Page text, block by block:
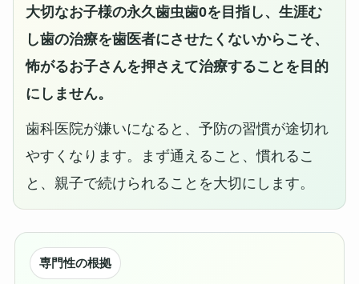
大切なお子様の永久歯虫歯0を目指し、生涯む
し歯の治療を歯医者にさせたくないからこそ、
怖がるお子さんを押さえて治療することを目的
にしません。
歯科医院が嫌いになると、予防の習慣が途切れ
やすくなります。まず通えること、慣れるこ
と、親子で続けられることを大切にします。
専門性の根拠